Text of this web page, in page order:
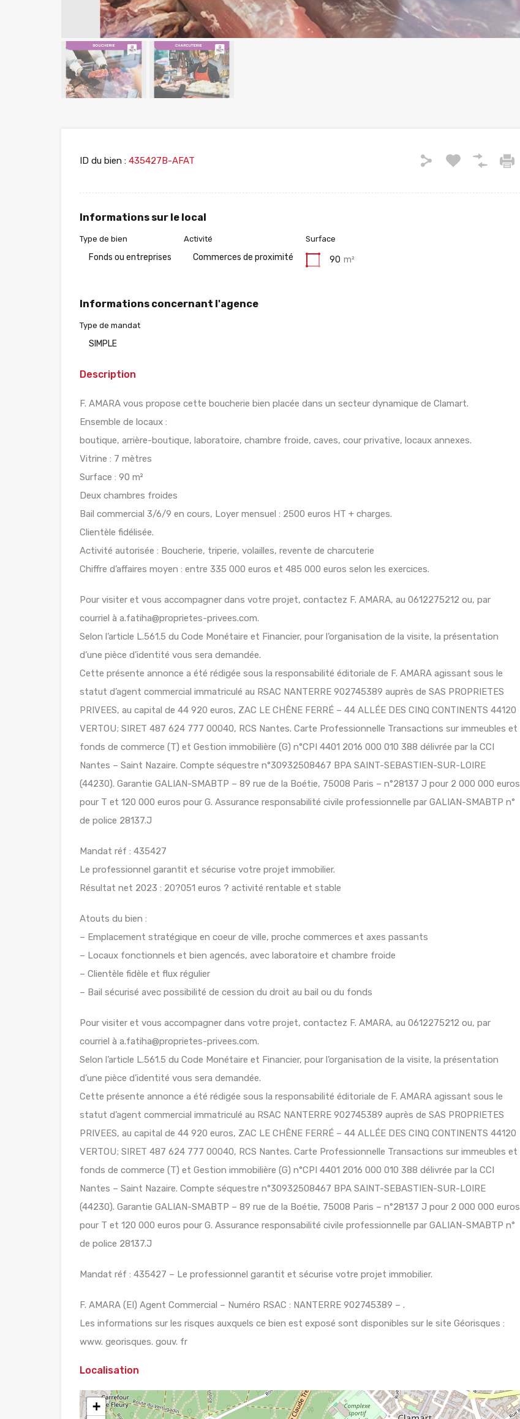
ID du bien : 435427B-AFAT
Informations sur le local
Type de bien
Fonds ou entreprises
Activité
Commerces de proximité
Surface
90 m²
Informations concernant l'agence
Type de mandat
SIMPLE
Description
F. AMARA vous propose cette boucherie bien placée dans un secteur dynamique de Clamart.
Ensemble de locaux :
boutique, arrière-boutique, laboratoire, chambre froide, caves, cour privative, locaux annexes.
Vitrine : 7 mètres
Surface : 90 m²
Deux chambres froides
Bail commercial 3/6/9 en cours, Loyer mensuel : 2500 euros HT + charges.
Clientèle fidélisée.
Activité autorisée : Boucherie, triperie, volailles, revente de charcuterie
Chiffre d’affaires moyen : entre 335 000 euros et 485 000 euros selon les exercices.
Pour visiter et vous accompagner dans votre projet, contactez F. AMARA, au 0612275212 ou, par
courriel à a.fatiha@proprietes-privees.com.
Selon l’article L.561.5 du Code Monétaire et Financier, pour l’organisation de la visite, la présentation
d’une pièce d’identité vous sera demandée.
Cette présente annonce a été rédigée sous la responsabilité éditoriale de F. AMARA agissant sous le
statut d’agent commercial immatriculé au RSAC NANTERRE 902745389 auprès de SAS PROPRIETES
PRIVEES, au capital de 44 920 euros, ZAC LE CHÊNE FERRÉ – 44 ALLÉE DES CINQ CONTINENTS 44120
VERTOU; SIRET 487 624 777 00040, RCS Nantes. Carte Professionnelle Transactions sur immeubles et
fonds de commerce (T) et Gestion immobilière (G) n°CPI 4401 2016 000 010 388 délivrée par la CCI
Nantes – Saint Nazaire. Compte séquestre n°30932508467 BPA SAINT-SEBASTIEN-SUR-LOIRE
(44230). Garantie GALIAN-SMABTP – 89 rue de la Boétie, 75008 Paris – n°28137 J pour 2 000 000 euros
pour T et 120 000 euros pour G. Assurance responsabilité civile professionnelle par GALIAN-SMABTP n°
de police 28137.J
Mandat réf : 435427
Le professionnel garantit et sécurise votre projet immobilier.
Résultat net 2023 : 20?051 euros ? activité rentable et stable
Atouts du bien :
– Emplacement stratégique en coeur de ville, proche commerces et axes passants
– Locaux fonctionnels et bien agencés, avec laboratoire et chambre froide
– Clientèle fidèle et flux régulier
– Bail sécurisé avec possibilité de cession du droit au bail ou du fonds
Pour visiter et vous accompagner dans votre projet, contactez F. AMARA, au 0612275212 ou, par
courriel à a.fatiha@proprietes-privees.com.
Selon l’article L.561.5 du Code Monétaire et Financier, pour l’organisation de la visite, la présentation
d’une pièce d’identité vous sera demandée.
Cette présente annonce a été rédigée sous la responsabilité éditoriale de F. AMARA agissant sous le
statut d’agent commercial immatriculé au RSAC NANTERRE 902745389 auprès de SAS PROPRIETES
PRIVEES, au capital de 44 920 euros, ZAC LE CHÊNE FERRÉ – 44 ALLÉE DES CINQ CONTINENTS 44120
VERTOU; SIRET 487 624 777 00040, RCS Nantes. Carte Professionnelle Transactions sur immeubles et
fonds de commerce (T) et Gestion immobilière (G) n°CPI 4401 2016 000 010 388 délivrée par la CCI
Nantes – Saint Nazaire. Compte séquestre n°30932508467 BPA SAINT-SEBASTIEN-SUR-LOIRE
(44230). Garantie GALIAN-SMABTP – 89 rue de la Boétie, 75008 Paris – n°28137 J pour 2 000 000 euros
pour T et 120 000 euros pour G. Assurance responsabilité civile professionnelle par GALIAN-SMABTP n°
de police 28137.J
Mandat réf : 435427 – Le professionnel garantit et sécurise votre projet immobilier.
F. AMARA (EI) Agent Commercial – Numéro RSAC : NANTERRE 902745389 – .
Les informations sur les risques auxquels ce bien est exposé sont disponibles sur le site Géorisques :
www. georisques. gouv. fr
Localisation
+